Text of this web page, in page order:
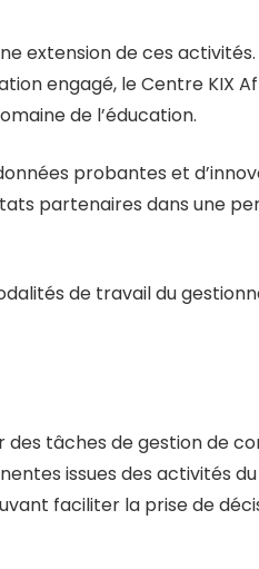
extension de ces
engagé, le Centre KIX
de l’éducation.
probantes et
partenaires dans une
de travail du
tâches de gestion de
issues des activités du
faciliter la prise de